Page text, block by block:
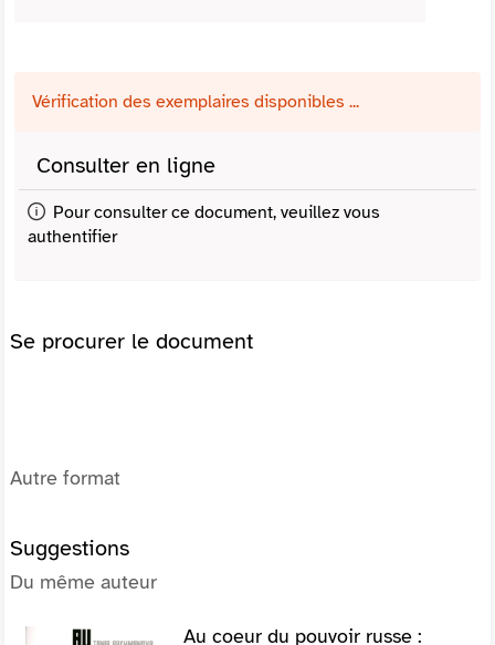
Vérification des exemplaires disponibles ...
Consulter en ligne
Pour consulter ce document, veuillez vous
authentifier
Se procurer le document
Autre format
Suggestions
Du même auteur
Au coeur du pouvoir russe :